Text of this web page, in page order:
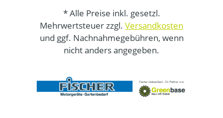
* Alle Preise inkl. gesetzl.
Mehrwertsteuer zzgl. Versandkosten
und ggf. Nachnahmegebühren, wenn
nicht anders angegeben.